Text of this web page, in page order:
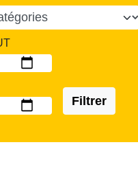
Filtrer